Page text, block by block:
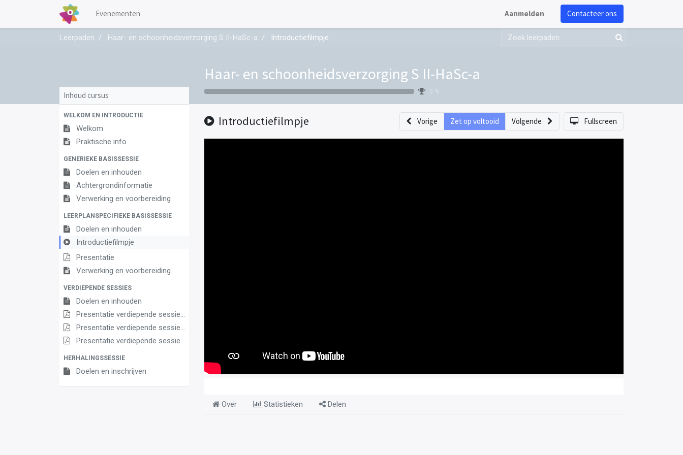
Evenementen Aanmelden Contacteer ons
Leerpaden Haar- en schoonheidsverzorging S II-HaSc-a Introductiefilmpje
Haar- en schoonheidsverzorging S II-HaSc-a
0 %
Inhoud cursus
WELKOM EN INTRODUCTIE
Welkom
Praktische info
GENERIEKE BASISSESSIE
Doelen en inhouden
Achtergrondinformatie
Verwerking en voorbereiding
LEERPLANSPECIFIEKE BASISSESSIE
Doelen en inhouden
Introductiefilmpje
Presentatie
Verwerking en voorbereiding
VERDIEPENDE SESSIES
Doelen en inhouden
Presentatie verdiepende sessie 1
Presentatie verdiepende sessie 2 (vervolgsessie)
Presentatie verdiepende sessie 3 (Dag van het leerplan)
HERHALINGSSESSIE
Doelen en inschrijven
Introductiefilmpje Vorige Zet op voltooid Volgende Fullscreen
Over Statistieken Delen